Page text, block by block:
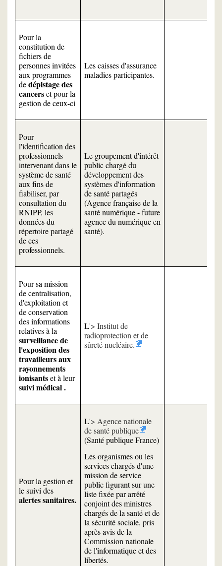
Pour la
constitution de
fichiers de
personnes invitées
aux programmes
dedépistage des
cancerset pour la
gestion de ceux-ci
Les caisses d'assurance
maladies participantes.
Pour
l'identification des
professionnels
intervenant dans le
système de santé
aux fins de
fiabiliser, par
consultation du
RNIPP, les
données du
répertoire partagé
de ces
professionnels.
Le groupement d'intérêt
public chargé du
développement des
systèmes d'information
de santé partagés
(Agence française de la
santé numérique - future
agence du numérique en
santé).
Pour sa mission
de centralisation,
d'exploitation et
de conservation
des informations
relatives à la
surveillance de
l'exposition des
travailleurs aux
rayonnements
ionisantset à leur
suivi médical .
L'
Institut de
radioprotection et de
sûreté nucléaire.
Pour la gestion et
le suivi des
alertes sanitaires.
L'
Agence nationale
de santé publique
(Santé publique France)
Les organismes ou les
services chargés d'une
mission de service
public figurant sur une
liste fixée par arrêté
conjoint des ministres
chargés de la santé et de
la sécurité sociale, pris
après avis de la
Commission nationale
de l'informatique et des
libertés.